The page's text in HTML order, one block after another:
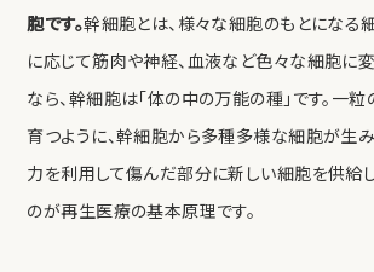
胞です。幹細胞とは、様々な細胞のもとになる
に応じて筋肉や神経、血液など色々な細胞に変
なら、幹細胞は「体の中の万能の種」です。一
育つように、幹細胞から多種多様な細胞が生
力を利用して傷んだ部分に新しい細胞を供給
のが再生医療の基本原理です。